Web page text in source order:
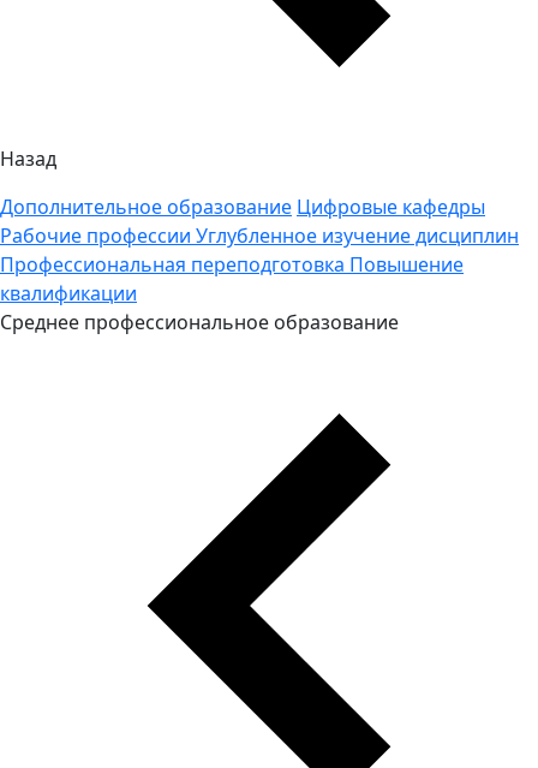
Назад
Дополнительное образование Цифровые кафедры
Рабочие профессии Углубленное изучение дисциплин
Профессиональная переподготовка Повышение
квалификации
Среднее профессиональное образование